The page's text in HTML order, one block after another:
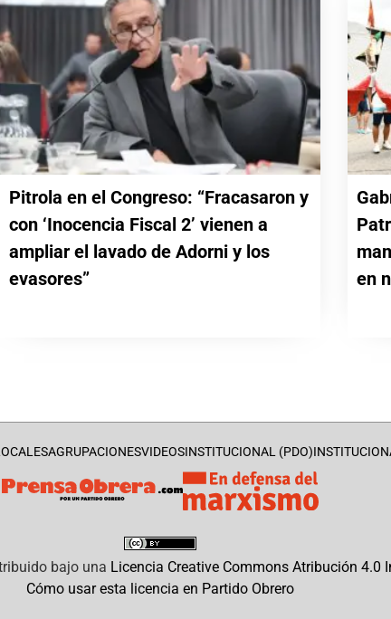
Pitrola en el Congreso: “Fracasaron y
con ‘Inocencia Fiscal 2’ vienen a
ampliar el lavado de Adorni y los
evasores”
en
AGRUPACIONESVIDEOSINSTITUCIONAL (PDO)
bajo una Licencia Creative Commons Atribución 4.0
Cómo usar esta licencia en Partido Obrero